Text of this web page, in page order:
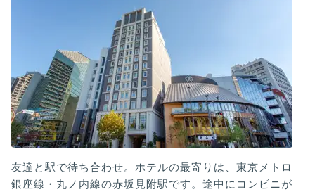
友達と駅で待ち合わせ。ホテルの最寄りは、東京メトロ
銀座線・丸ノ内線の赤坂見附駅です。途中にコンビニが